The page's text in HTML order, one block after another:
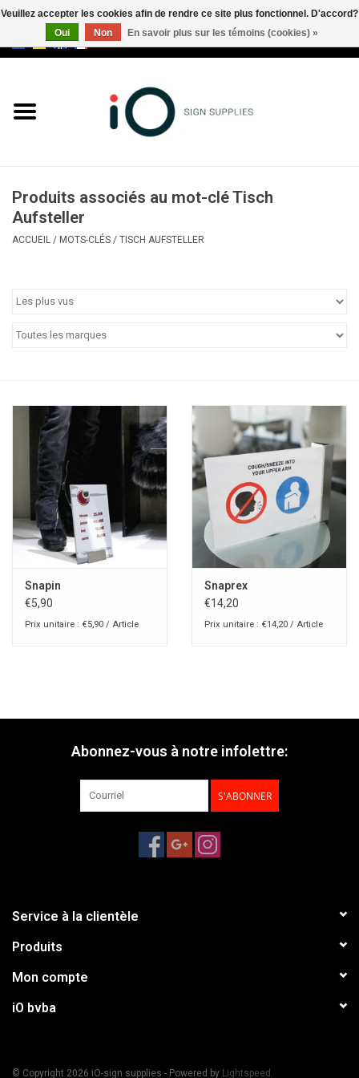
Marques
Appelez-nous au +32 3 353 67
Produits associés au mot-clé Tisch
Aufsteller
ACCUEIL / MOTS-CLÉS / TISCH AUFSTELLER
Snapin
€5,90
Prix unitaire : €5,90 / Article
Snaprex
€14,20
Prix unitaire : €14,20 / Article
Abonnez-vous à notre infolettre:
S'ABONNER
Service à la clientèle
Produits
Mon compte
iO bvba
© Copyright 2026 iO-sign supplies - Powered by Lightspeed
Veuillez accepter les cookies afin de rendre ce site plus fonctionnel. D'accord?
Oui
Non En savoir plus sur les témoins (cookies) »